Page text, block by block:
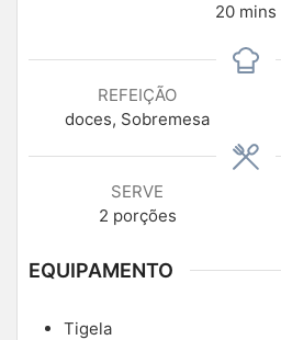
20 mins
REFEIÇÃO
doces, Sobremesa
SERVE
2 porções
EQUIPAMENTO
Tigela